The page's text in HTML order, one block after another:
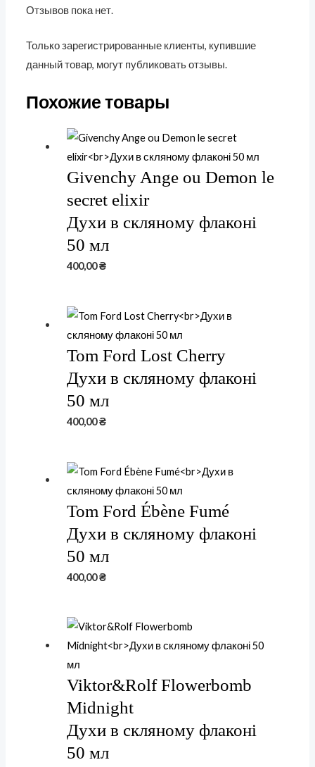
Отзывов пока нет.
Только зарегистрированные клиенты, купившие
данный товар, могут публиковать отзывы.
Похожие товары
Givenchy Ange ou Demon le
secret elixir
Духи в скляному флаконі
50 мл
400,00₴
Tom Ford Lost Cherry
Духи в скляному флаконі
50 мл
400,00₴
Tom Ford Ébène Fumé
Духи в скляному флаконі
50 мл
400,00₴
Viktor&Rolf Flowerbomb
Midnight
Духи в скляному флаконі
50 мл